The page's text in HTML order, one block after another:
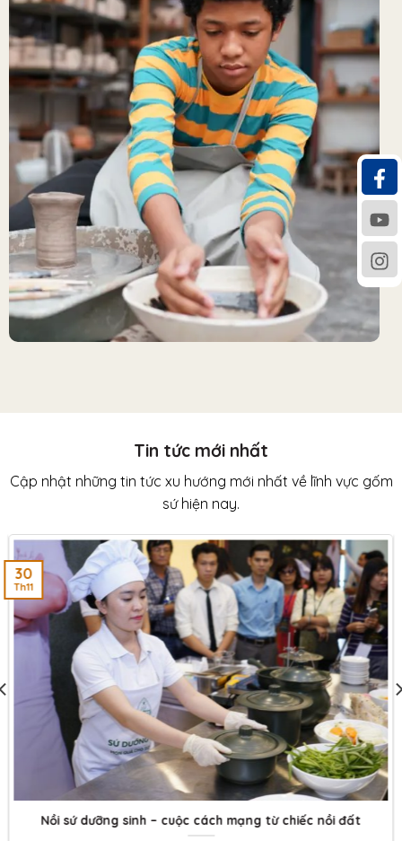
Tin tức mới nhất
Cập nhật những tin tức xu hướng mới nhất về lĩnh vực gốm
sứ hiện nay.
Nồi sứ dưỡng sinh – cuộc cách mạng từ chiếc nồi đất
30
Th11